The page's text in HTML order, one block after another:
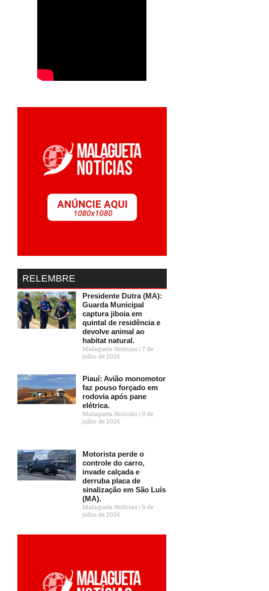
RELEMBRE
Presidente Dutra (MA):
Guarda Municipal
captura jiboia em
quintal de residência e
devolve animal ao
habitat natural.
Malagueta Notícias 7 de
julho de 2026
Piauí: Avião monomotor
faz pouso forçado em
rodovia após pane
elétrica.
Malagueta Notícias 9 de
julho de 2026
Motorista perde o
controle do carro,
invade calçada e
derruba placa de
sinalização em São Luís
(MA).
Malagueta Notícias 9 de
julho de 2026